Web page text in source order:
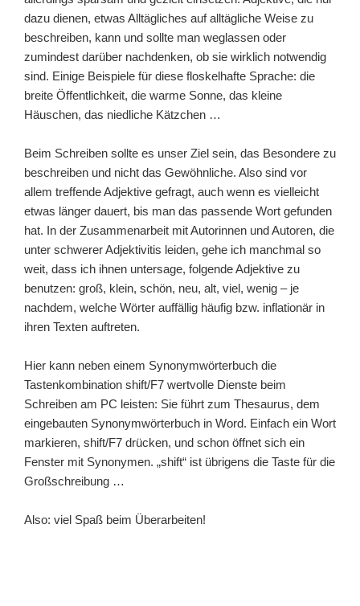
dazu dienen, etwas Alltägliches auf alltägliche Weise zu
beschreiben, kann und sollte man weglassen oder
zumindest darüber nachdenken, ob sie wirklich notwendig
sind. Einige Beispiele für diese floskelhafte Sprache: die
breite Öffentlichkeit, die warme Sonne, das kleine
Häuschen, das niedliche Kätzchen …
Beim Schreiben sollte es unser Ziel sein, das Besondere zu
beschreiben und nicht das Gewöhnliche. Also sind vor
allem treffende Adjektive gefragt, auch wenn es vielleicht
etwas länger dauert, bis man das passende Wort gefunden
hat. In der Zusammenarbeit mit Autorinnen und Autoren, die
unter schwerer Adjektivitis leiden, gehe ich manchmal so
weit, dass ich ihnen untersage, folgende Adjektive zu
benutzen: groß, klein, schön, neu, alt, viel, wenig – je
nachdem, welche Wörter auffällig häufig bzw. inflationär in
ihren Texten auftreten.
Hier kann neben einem Synonymwörterbuch die
Tastenkombination shift/F7 wertvolle Dienste beim
Schreiben am PC leisten: Sie führt zum Thesaurus, dem
eingebauten Synonymwörterbuch in Word. Einfach ein Wort
markieren, shift/F7 drücken, und schon öffnet sich ein
Fenster mit Synonymen. „shift“ ist übrigens die Taste für die
Großschreibung …
Also: viel Spaß beim Überarbeiten!